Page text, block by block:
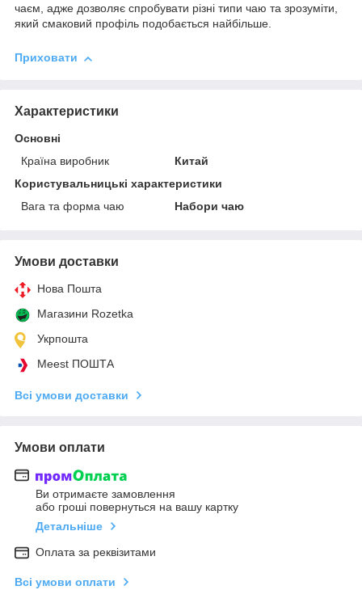
чаєм, адже дозволяє спробувати різні типи чаю та зрозуміти,
який смаковий профіль подобається найбільше.
Приховати
Характеристики
Основні
Країна виробник
Китай
Користувальницькі характеристики
Вага та форма чаю
Набори чаю
Умови доставки
Нова Пошта
Магазини Rozetka
Укрпошта
Meest ПОШТА
Всі умови доставки
Умови оплати
Ви отримаєте замовлення
або гроші повернуться на вашу картку
Детальніше
Оплата за реквізитами
Всі умови оплати